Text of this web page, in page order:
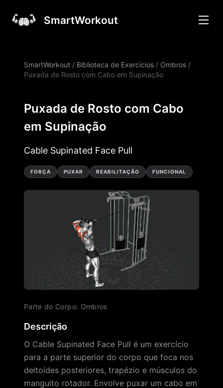
SmartWorkout
SmartWorkout / Biblioteca de Exercícios / Ombros /
Puxada de Rosto com Cabo em Supinação
Puxada de Rosto com Cabo
em Supinação
Cable Supinated Face Pull
FORÇA PUXAR REABILITAÇÃO FUNCIONAL
Parte do Corpo: Ombros
Descrição
O Cable Supinated Face Pull é um exercício
para a parte superior do corpo que foca nos
deltoides posteriores, trapézio e músculos do
manguito rotador. Envolve puxar um cabo em